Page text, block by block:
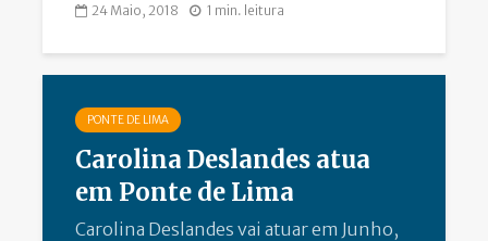
24 Maio, 2018 1 min. leitura
PONTE DE LIMA
Carolina Deslandes atua
em Ponte de Lima
Carolina Deslandes vai atuar em Junho,